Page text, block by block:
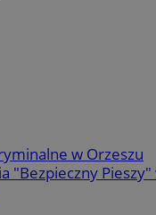
w Orzeszu
"Bezpieczny